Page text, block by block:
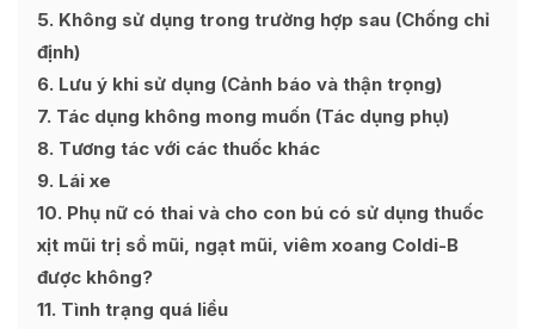
5 Không sử dụng trong trường hợp sau (Chống chỉ
định)
6 Lưu ý khi sử dụng (Cảnh báo và thận trọng)
7 Tác dụng không mong muốn (Tác dụng phụ)
8 Tương tác với các thuốc khác
9 Lái xe
10 Phụ nữ có thai và cho con bú có sử dụng thuốc
xịt mũi trị sổ mũi, ngạt mũi, viêm xoang Coldi-B
được không?
11 Tình trạng quá liều